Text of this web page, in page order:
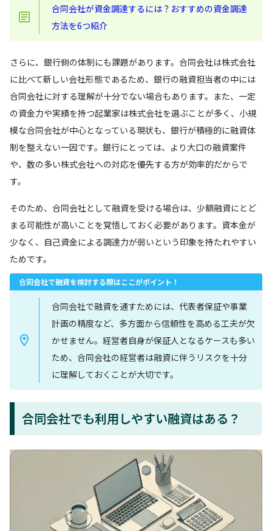
合同会社が資金調達するには？おすすめの資金調達
方法を6つ紹介
さらに、銀行側の体制にも課題があります。合同会社は株式会社
に比べて新しい会社形態であるため、銀行の融資担当者の中には
合同会社に対する理解が十分でない場合もあります。また、一定
の資金力や実績を持つ起業家は株式会社を選ぶことが多く、小規
模な合同会社が中心となっている現状も、銀行が積極的に融資体
制を整えない一因です。銀行にとっては、より大口の融資案件
や、数の多い株式会社への対応を優先する方が効率的だからで
す。
そのため、合同会社として融資を受ける場合は、少額融資にとど
まる可能性が高いことを覚悟しておく必要があります。資本金が
少なく、自己資金による調達力が弱いという印象を持たれやすい
ためです。
合同会社で融資を検討する際はここがポイント！
合同会社で融資を通すためには、代表者保証や事業
計画の精度など、多方面から信頼性を高める工夫が欠
かせません。経営者自身が保証人となるケースも多い
ため、合同会社の経営者は融資に伴うリスクを十分
に理解しておくことが大切です。
合同会社でも利用しやすい融資はある？